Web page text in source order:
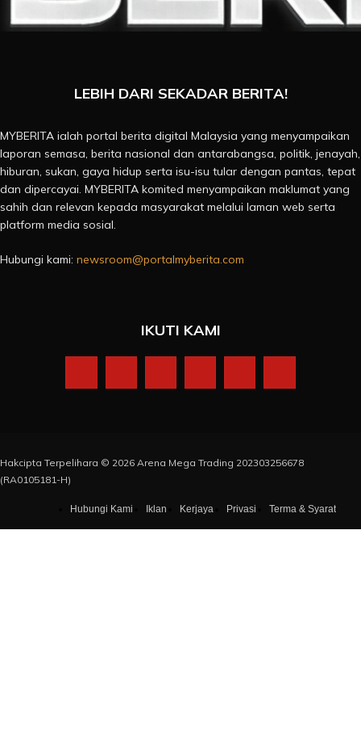
LEBIH DARI SEKADAR BERITA!
MYBERITA ialah portal berita digital Malaysia yang menyampaikan
laporan semasa, berita nasional dan antarabangsa, politik, jenayah,
hiburan, sukan, gaya hidup serta isu-isu tular dengan pantas, tepat
dan dipercayai. MYBERITA komited menyampaikan maklumat yang
sahih dan relevan kepada masyarakat melalui laman web serta
platform media sosial.
Hubungi kami: newsroom@portalmyberita.com
IKUTI KAMI
Hakcipta Terpelihara © 2026 Arena Mega Trading 202303256678
(RA0105181-H)
Hubungi Kami Iklan Kerjaya Privasi Terma & Syarat